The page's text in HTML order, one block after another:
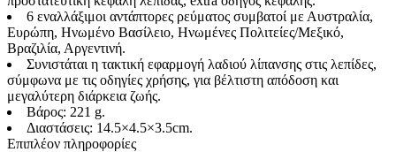
6 εναλλάξιμοι αντάπτορες ρεύματος συμβατοί με Αυστραλία,
Ευρώπη, Ηνωμένο Βασίλειο, Ηνωμένες Πολιτείες/Μεξικό,
Βραζιλία, Αργεντινή.
Συνιστάται η τακτική εφαρμογή λαδιού λίπανσης στις λεπίδες,
σύμφωνα με τις οδηγίες χρήσης, για βέλτιστη απόδοση και
μεγαλύτερη διάρκεια ζωής.
Βάρος: 221 g.
Διαστάσεις: 14.5×4.5×3.5cm.
Επιπλέον πληροφορίες